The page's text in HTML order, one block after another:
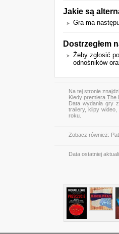
Jakie są
Gra ma
Dostrzegłem
Żeby zgłosić
odnośników
Na tej stronie
Kiedy premiera The
Data wydania gry
trailery, klipy
roku.
Zobacz również:
Data ostatniej